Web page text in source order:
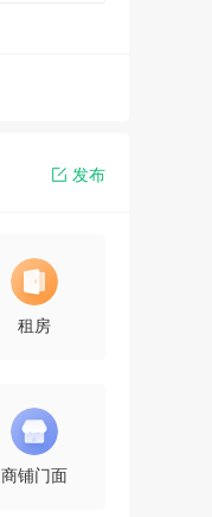
发布
租房
商铺门面